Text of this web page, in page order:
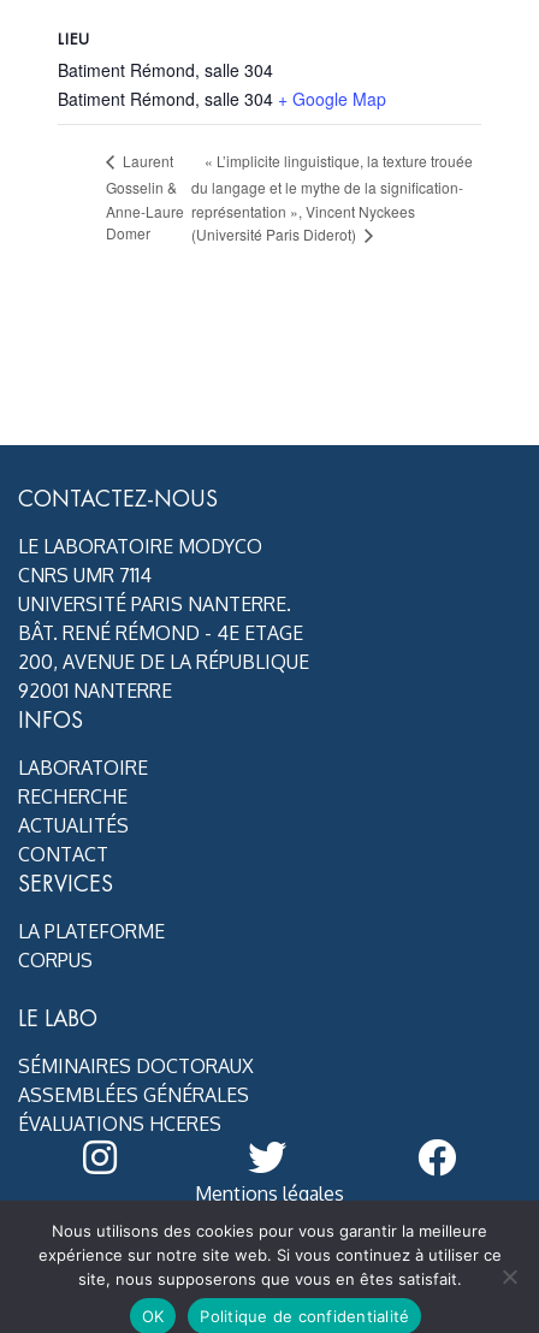
LIEU
Batiment Rémond, salle 304
Batiment Rémond, salle 304 + Google Map
Laurent
Gosselin &
Anne-Laure
Domer
« L’implicite linguistique, la texture trouée
du langage et le mythe de la signification-
représentation », Vincent Nyckees
(Université Paris Diderot)
CONTACTEZ-NOUS
LE LABORATOIRE MODYCO
CNRS UMR 7114
UNIVERSITÉ PARIS NANTERRE.
BÂT. RENÉ RÉMOND - 4E ETAGE
200, AVENUE DE LA RÉPUBLIQUE
92001 NANTERRE
INFOS
LABORATOIRE
RECHERCHE
ACTUALITÉS
CONTACT
SERVICES
LA PLATEFORME
CORPUS
LE LABO
SÉMINAIRES DOCTORAUX
ASSEMBLÉES GÉNÉRALES
ÉVALUATIONS HCERES
Mentions légales
@ MoDyCo 2020
Nous utilisons des cookies pour vous garantir la meilleure
expérience sur notre site web. Si vous continuez à utiliser ce
site, nous supposerons que vous en êtes satisfait.
OK
Politique de confidentialité